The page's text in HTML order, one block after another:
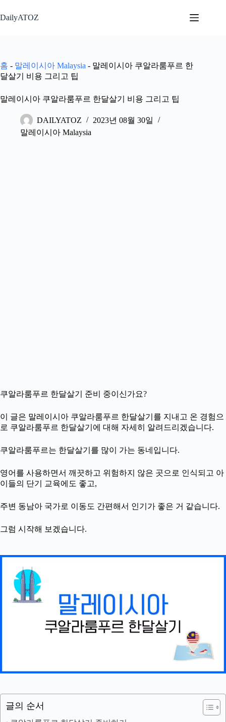
문
뛰
기
DailyATOZ
홈 - 말레이시아 Malaysia - 말레이시아 쿠알라룸푸르 한
달살기 비용 그리고 팁
말레이시아 쿠알라룸푸르 한달살기 비용 그리고 팁
DAILYATOZ
2023년 08월 30일
말레이시아 Malaysia
쿠알라룸푸르 한달살기 준비 중이신가요?
이 글은 말레이시아 쿠알라룸푸르 한달살기를 지내고 온 경험으
로 쿠알라룸푸르 한달살기에 대해 자세히 알려드리겠습니다.
쿠알라룸푸르는 한달살기를 많이 가는 동네입니다.
영어를 사용하면서 깨끗하고 위험하지 않은 곳으로 인식되고 아
이들의 단기 교육에도 좋고,
주변 동남아 국가로 이동도 간편해서 인기가 좋은 거 같습니다.
그럼 시작해 보겠습니다.
글의 순서